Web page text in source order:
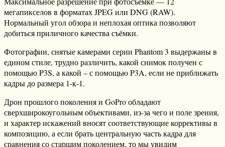
мегапикселов в форматах JPEG или DNG (RAW).
Нормальный угол обзора и неплохая оптика позволяют
добиться приличного качества съёмки.
Фотографии, снятые камерами серии Phantom 3 выдержаны в
едином стиле, трудно различить, какой снимок получен с
помощью P3S, а какой – с помощью P3A, если не приближать
кадры до размера 1-к-1.
Дрон прошлого поколения и GoPro обладают
сверхширокоугольным объективами, из-за чего и поле зрения,
и характер искажений вносят соответствующие коррективы в
композицию, а если брать центральную часть кадра для
сравнения со старшим поколением, то мы увидим